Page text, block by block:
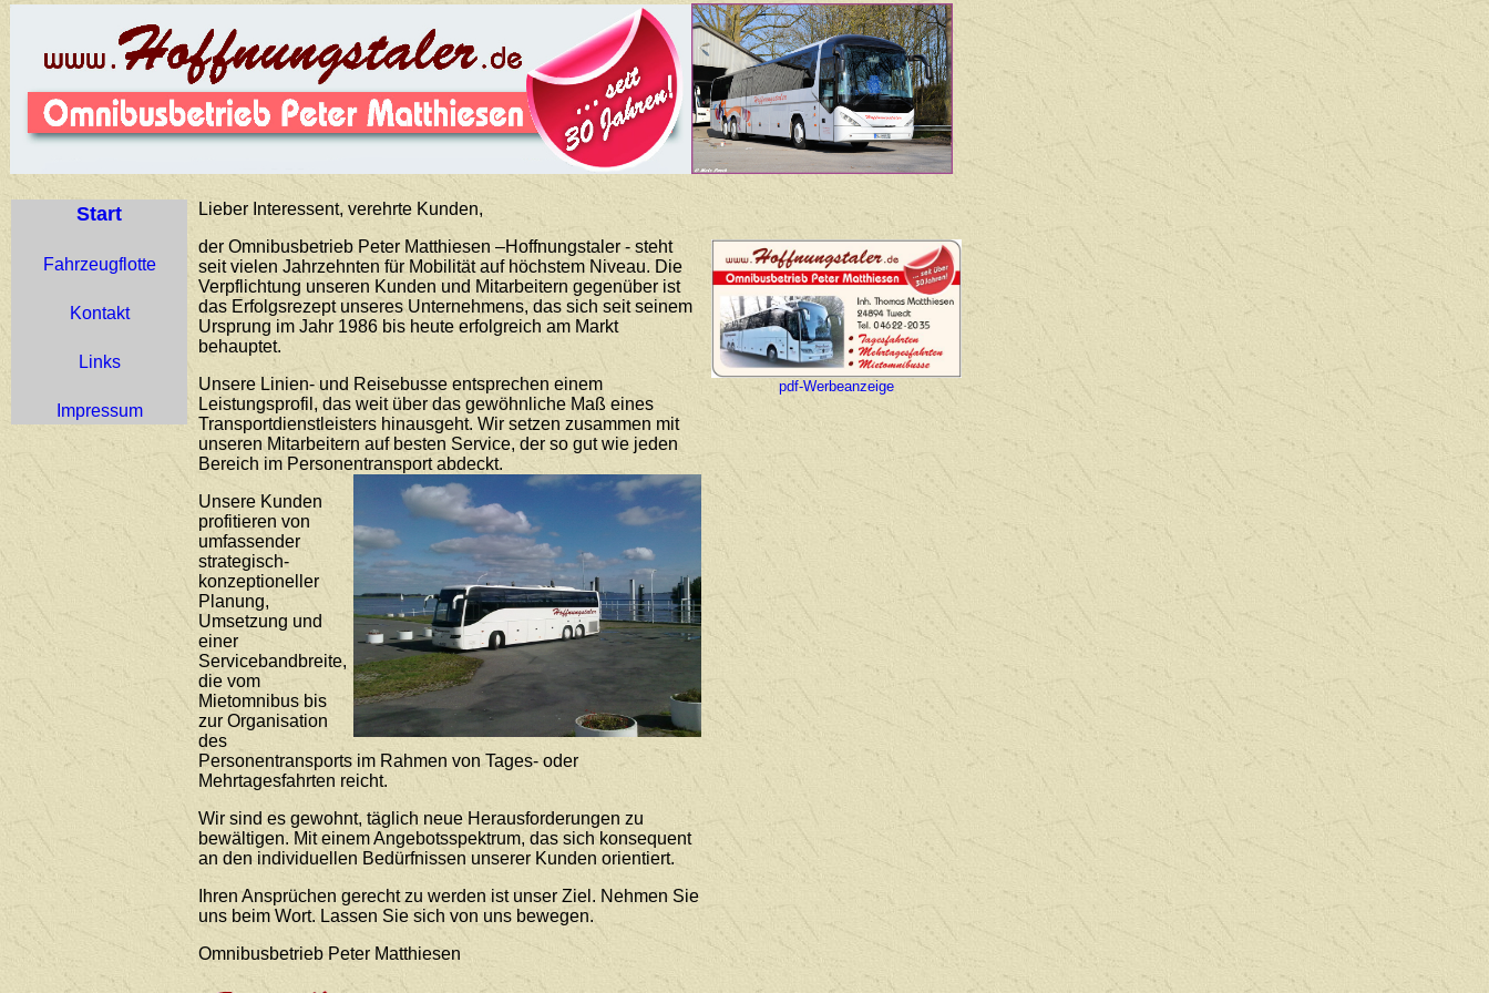
Start
Fahrzeugflotte
Kontakt
Links
Impressum
Lieber Interessent, verehrte Kunden,
der Omnibusbetrieb Peter Matthiesen –Hoffnungstaler - steht
seit vielen Jahrzehnten für Mobilität auf höchstem Niveau. Die
Verpflichtung unseren Kunden und Mitarbeitern gegenüber ist
das Erfolgsrezept unseres Unternehmens, das sich seit seinem
Ursprung im Jahr 1986 bis heute erfolgreich am Markt
behauptet.
Unsere Linien- und Reisebusse entsprechen einem
Leistungsprofil, das weit über das gewöhnliche Maß eines
Transportdienstleisters hinausgeht. Wir setzen zusammen mit
unseren Mitarbeitern auf besten Service, der so gut wie jeden
Bereich im Personentransport abdeckt.
Unsere Kunden
profitieren von
umfassender
strategisch-
konzeptioneller
Planung,
Umsetzung und
einer
Servicebandbreite,
die vom
Mietomnibus bis
zur Organisation
des
Personentransports im Rahmen von Tages- oder
Mehrtagesfahrten reicht.
Wir sind es gewohnt, täglich neue Herausforderungen zu
bewältigen. Mit einem Angebotsspektrum, das sich konsequent
an den individuellen Bedürfnissen unserer Kunden orientiert.
Ihren Ansprüchen gerecht zu werden ist unser Ziel. Nehmen Sie
uns beim Wort. Lassen Sie sich von uns bewegen.
Omnibusbetrieb Peter Matthiesen
pdf-Werbeanzeige